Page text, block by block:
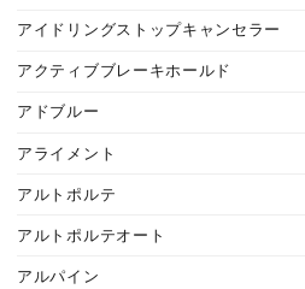
アイドリングストップキャンセラー
アクティブブレーキホールド
アドブルー
アライメント
アルトポルテ
アルトポルテオート
アルパイン